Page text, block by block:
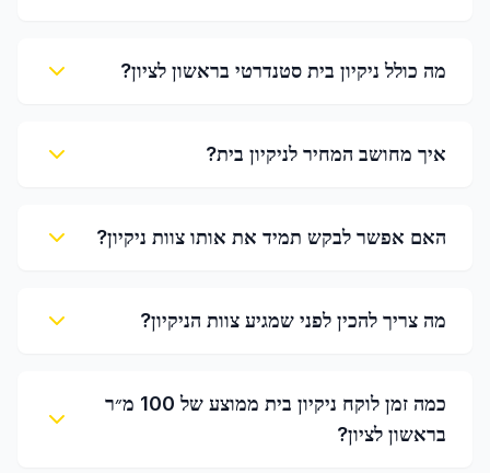
מה כולל ניקיון בית סטנדרטי בראשון לציון?
איך מחושב המחיר לניקיון בית?
האם אפשר לבקש תמיד את אותו צוות ניקיון?
מה צריך להכין לפני שמגיע צוות הניקיון?
כמה זמן לוקח ניקיון בית ממוצע של 100 מ״ר
בראשון לציון?